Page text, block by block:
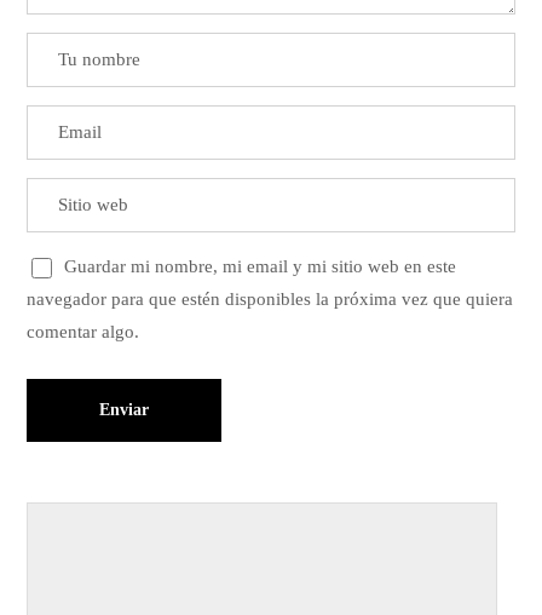
Guardar mi nombre, mi email y mi sitio web en este
navegador para que estén disponibles la próxima vez que quiera
comentar algo.